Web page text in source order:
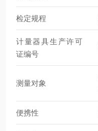
检定规程
计量器具生产许可
证编号
测量对象
便携性